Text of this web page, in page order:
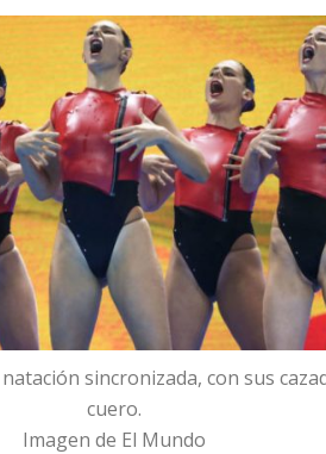
sincronizada, con sus
cuero.
Imagen de El Mundo